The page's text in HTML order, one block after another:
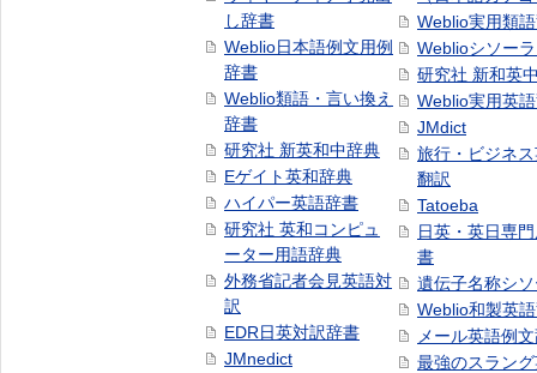
し辞書
Weblio日本語例文用例
辞書
Weblio類語・言い換え
辞書
研究社 新英和中辞典
Eゲイト英和辞典
ハイパー英語辞書
研究社 英和コンピュ
ーター用語辞典
外務省記者会見英語対
訳
EDR日英対訳辞書
JMnedict
Weblio実用類
Weblioシソー
研究社 新和英
Weblio実用英
JMdict
旅行・ビジネ
翻訳
Tatoeba
日英・英日専
書
遺伝子名称シ
Weblio和製英
メール英語例
最強のスラン